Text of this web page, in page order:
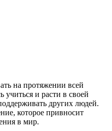
на протяжении всей
учиться и расти в своей
других людей.
которое привносит
в мир.